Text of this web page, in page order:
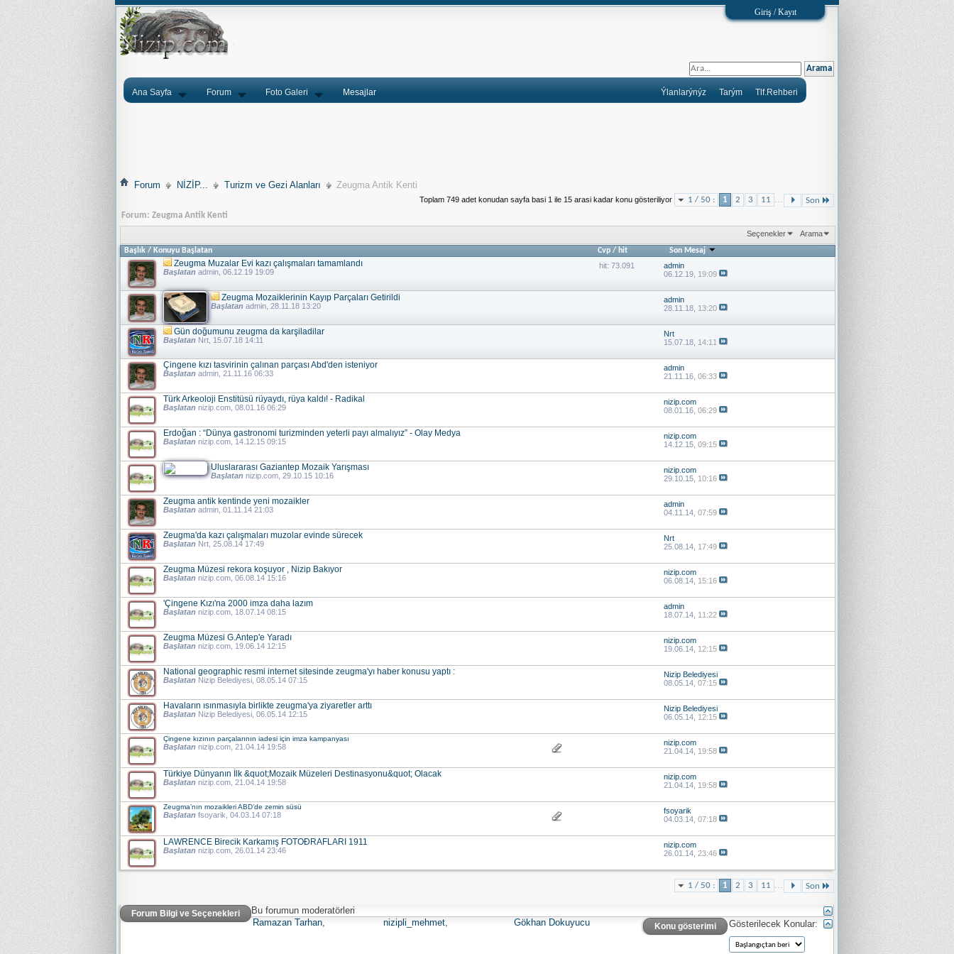
Giriş / Kayıt
Ana Sayfa Forum Foto Galeri Mesajlar Tlf.Rehberi
Tarým
Ýlanlarýnýz
Forum NİZİP... Turizm ve Gezi Alanları Zeugma Antik Kenti
1 / 50 : 1 2 3 11 ... Son
Toplam 749 adet konudan sayfa basi 1 ile 15 arasi kadar konu gösteriliyor
Forum: Zeugma Antik Kenti
Seçenekler Arama
Başlık / Konuyu Başlatan Cvp / hit Son Mesaj
Zeugma Muzalar Evi kazı çalışmaları tamamlandı
Başlatan admin, 06.12.19 19:09
hit: 73.091
admin
06.12.19, 19:09
Zeugma Mozaiklerinin Kayıp Parçaları Getirildi
Başlatan admin, 28.11.18 13:20
admin
28.11.18, 13:20
Gün doğumunu zeugma da karşiladilar
Başlatan Nrt, 15.07.18 14:11
Nrt
15.07.18, 14:11
Çingene kızı tasvirinin çalınan parçası Abd'den isteniyor
Başlatan admin, 21.11.16 06:33
admin
21.11.16, 06:33
Türk Arkeoloji Enstitüsü rüyaydı, rüya kaldı! - Radikal
Başlatan nizip.com, 08.01.16 06:29
nizip.com
08.01.16, 06:29
Erdoğan : “Dünya gastronomi turizminden yeterli payı almalıyız” - Olay Medya
Başlatan nizip.com, 14.12.15 09:15
nizip.com
14.12.15, 09:15
Uluslararası Gaziantep Mozaik Yarışması
Başlatan nizip.com, 29.10.15 10:16
nizip.com
29.10.15, 10:16
Zeugma antik kentinde yeni mozaikler
Başlatan admin, 01.11.14 21:03
admin
04.11.14, 07:59
Zeugma'da kazı çalışmaları muzolar evinde sürecek
Başlatan Nrt, 25.08.14 17:49
Nrt
25.08.14, 17:49
Zeugma Müzesi rekora koşuyor , Nizip Bakıyor
Başlatan nizip.com, 06.08.14 15:16
nizip.com
06.08.14, 15:16
'Çingene Kızı'na 2000 imza daha lazım
Başlatan nizip.com, 18.07.14 08:15
admin
18.07.14, 11:22
Zeugma Müzesi G.Antep'e Yaradı
Başlatan nizip.com, 19.06.14 12:15
nizip.com
19.06.14, 12:15
National geographic resmi internet sitesinde zeugma'yı haber konusu yaptı :
Başlatan Nizip Belediyesi, 08.05.14 07:15
Nizip Belediyesi
08.05.14, 07:15
Havaların ısınmasıyla birlikte zeugma'ya ziyaretler arttı
Başlatan Nizip Belediyesi, 06.05.14 12:15
Nizip Belediyesi
06.05.14, 12:15
Çingene kızının parçalarının iadesi için imza kampanyası
Başlatan nizip.com, 21.04.14 19:58
nizip.com
21.04.14, 19:58
Türkiye Dünyanın İlk &quot;Mozaik Müzeleri Destinasyonu&quot; Olacak
Başlatan nizip.com, 21.04.14 19:58
nizip.com
21.04.14, 19:58
Zeugma’nın mozaikleri ABD’de zemin süsü
Başlatan fsoyarik, 04.03.14 07:18
fsoyarik
04.03.14, 07:18
LAWRENCE Birecik Karkamış FOTOÐRAFLARI 1911
Başlatan nizip.com, 26.01.14 23:46
nizip.com
26.01.14, 23:46
1 / 50 : 1 2 3 11 ... Son
Forum Bilgi ve Seçenekleri
Bu forumun moderatörleri
Ramazan Tarhan, nizipli_mehmet, Gökhan Dokuyucu Konu gösterimi Gösterilecek Konular: